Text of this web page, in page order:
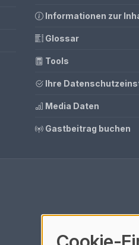
Informationen zur
Glossar
Tools
Ihre
Media Daten
Gastbeitrag buchen